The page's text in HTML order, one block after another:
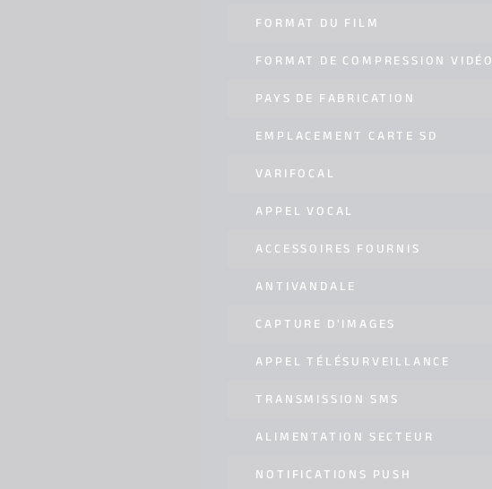
FORMAT DU FILM
FORMAT DE COMPRESSION VIDÉO
PAYS DE FABRICATION
EMPLACEMENT CARTE SD
VARIFOCAL
APPEL VOCAL
ACCESSOIRES FOURNIS
ANTIVANDALE
CAPTURE D'IMAGES
APPEL TÉLÉSURVEILLANCE
TRANSMISSION SMS
ALIMENTATION SECTEUR
NOTIFICATIONS PUSH